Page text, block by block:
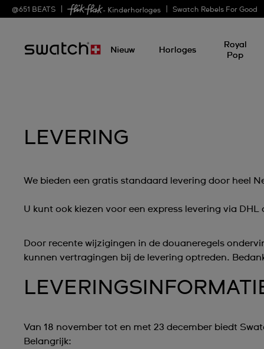
@651 BEATS - Kinderhorloges Swatch Rebels For Good
Nieuw Horloges
Royal
Pop
LEVERING
We bieden een gratis standaard levering door heel
U kunt ook kiezen voor een express levering via
Door recente wijzigingen in de douaneregels
kunnen vertragingen bij de levering optreden.
Van 18 november tot en met 23 december biedt
Belangrijk: